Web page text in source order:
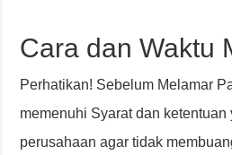
Cara dan Waktu
Perhatikan! Sebelum Melamar
memenuhi Syarat dan ketentuan
perusahaan agar tidak